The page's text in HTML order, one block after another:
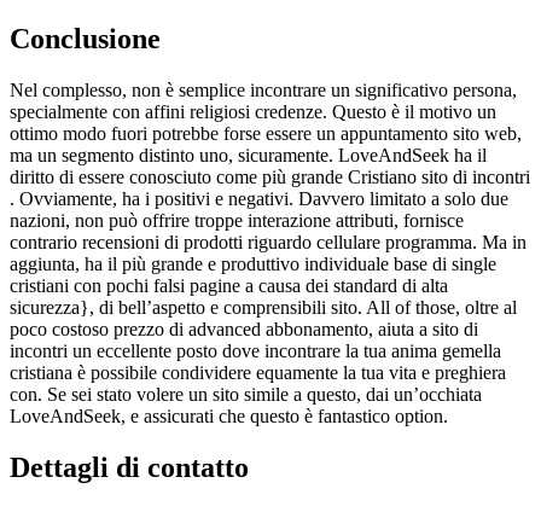
Conclusione
Nel complesso, non è semplice incontrare un significativo persona,
specialmente con affini religiosi credenze. Questo è il motivo un
ottimo modo fuori potrebbe forse essere un appuntamento sito web,
ma un segmento distinto uno, sicuramente. LoveAndSeek ha il
diritto di essere conosciuto come più grande Cristiano sito di incontri
. Ovviamente, ha i positivi e negativi. Davvero limitato a solo due
nazioni, non può offrire troppe interazione attributi, fornisce
contrario recensioni di prodotti riguardo cellulare programma. Ma in
aggiunta, ha il più grande e produttivo individuale base di single
cristiani con pochi falsi pagine a causa dei standard di alta
sicurezza}, di bell’aspetto e comprensibili sito. All of those, oltre al
poco costoso prezzo di advanced abbonamento, aiuta a sito di
incontri un eccellente posto dove incontrare la tua anima gemella
cristiana è possibile condividere equamente la tua vita e preghiera
con. Se sei stato volere un sito simile a questo, dai un’occhiata
LoveAndSeek, e assicurati che questo è fantastico option.
Dettagli di contatto